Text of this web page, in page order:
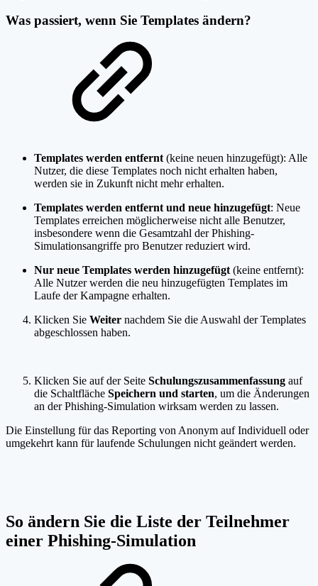
Was passiert, wenn Sie Templates ändern?
Templates werden entfernt (keine neuen hinzugefügt): Alle
Nutzer, die diese Templates noch nicht erhalten haben,
werden sie in Zukunft nicht mehr erhalten.
Templates werden entfernt und neue hinzugefügt: Neue
Templates erreichen möglicherweise nicht alle Benutzer,
insbesondere wenn die Gesamtzahl der Phishing-
Simulationsangriffe pro Benutzer reduziert wird.
Nur neue Templates werden hinzugefügt (keine entfernt):
Alle Nutzer werden die neu hinzugefügten Templates im
Laufe der Kampagne erhalten.
Klicken Sie Weiter nachdem Sie die Auswahl der Templates
abgeschlossen haben.
Klicken Sie auf der Seite Schulungszusammenfassung auf
die Schaltfläche Speichern und starten, um die Änderungen
an der Phishing-Simulation wirksam werden zu lassen.
Die Einstellung für das Reporting von Anonym auf Individuell oder
umgekehrt kann für laufende Schulungen nicht geändert werden.
So ändern Sie die Liste der Teilnehmer
einer Phishing-Simulation